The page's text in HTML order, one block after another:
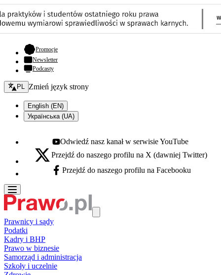
Promocje- otwiera się w nowej karcie
Newsletter
Podcasty
Zmień język - bieżący:
PL Zmień język strony
English (EN)
Українська (UA)
Youtube - otwiera się w nowej karcie
Odwiedź nasz kanał w serwisie YouTube
X - otwiera się w nowej karcie
Przejdź do naszego profilu na X (dawniej Twitter)
Facebook - otwiera się w nowej karcie
Przejdź do naszego profilu na Facebooku
Prawnicy i sądy
Podatki
Kadry i BHP
Prawo w biznesie
Samorząd i administracja
Szkoły i uczelnie